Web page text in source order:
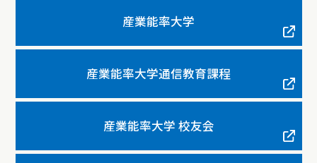
産業能率大学
産業能率大学通信教育課程
産業能率大学 校友会